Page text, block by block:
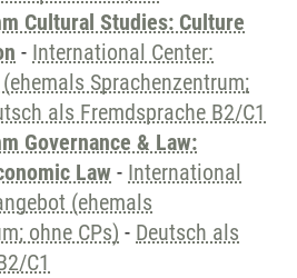
Cultural Studies: Culture
- International Center:
Sprachenzentrum;
als Fremdsprache B2/C1
Governance & Law:
Law - International
(ehemals
ohne CPs) - Deutsch als
C1